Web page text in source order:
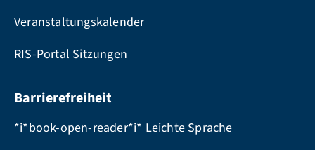
Veranstaltungskalender
RIS-Portal Sitzungen
Barrierefreiheit
*i*book-open-reader*i* Leichte Sprache